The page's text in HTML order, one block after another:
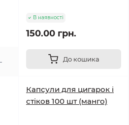
В наявності
150.00 грн.
До кошика
Капсули для цигарок і
стіков 100 шт (манго)